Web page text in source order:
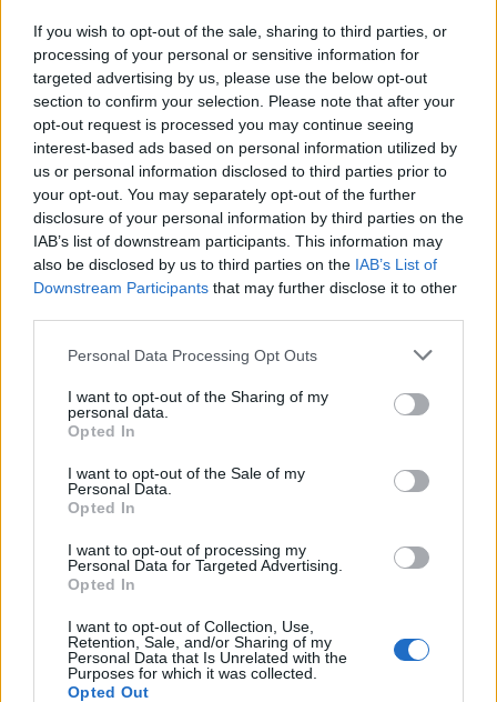
If you wish to opt-out of the sale, sharing to third parties, or
processing of your personal or sensitive information for
targeted advertising by us, please use the below opt-out
section to confirm your selection. Please note that after your
opt-out request is processed you may continue seeing
interest-based ads based on personal information utilized by
us or personal information disclosed to third parties prior to
your opt-out. You may separately opt-out of the further
disclosure of your personal information by third parties on the
IAB’s list of downstream participants. This information may
also be disclosed by us to third parties on the IAB’s List of
Downstream Participants that may further disclose it to other
Personal Data Processing Opt Outs
I want to opt-out of the Sharing of my
personal data.
Opted In
I want to opt-out of the Sale of my
Personal Data.
Opted In
I want to opt-out of processing my
Personal Data for Targeted Advertising.
Opted In
I want to opt-out of Collection, Use,
Retention, Sale, and/or Sharing of my
Personal Data that Is Unrelated with the
Purposes for which it was collected.
Opted Out
pomníku v Olšině. Připomínat
bude příběh místní kdysi
významné obce s poštou,
četnickou stanicí i několika hostinci, která zanikla zhruba před 80
lety kvůli zřízení vojenského výcvikového prostoru Ralsko.
Opravený pomník chce geopark ukázat na konci srpna při akci
Proměny, která každoročně připomíná historii zaniklých obcí z
tohoto území. ČTK o tom informovala ředitelka Národního
geoparku Ralsko Lenka Mrázová.
Čeští a němečtí ochránci přírody obnoví biodiverzitu
kolem Liberce a Žitavy
Čeští a němečtí ochránci
biologickou rozmanitost na
zemědělské, příměstské a lesní
krajiny v okolí Liberce a německé Žitavy. Na společném
přeshraničním projektu budou spolupracovat tři organizace:
Čmelák – Společnost přátel přírody, Centrum ochrany přírody
Žitavské hory a Mezinárodní centrum setkávání St. Marienthal,
uvedl předseda spolku Čmelák Jan Korytář.
Sklizeň bylinek na Pardubicku je náročná a trvá měsíce
2.8.2026 18:12 | KŘIČEŇ (
mnohem náročnější než
běžných zemědělských plodin.
Zatímco obilí zvládnou